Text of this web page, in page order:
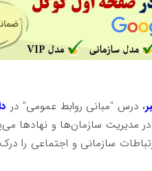
، درس "مبانی روابط عمومی" در
مدیریت سازمان‌ها و نهادها
سازمانی و اجتماعی را